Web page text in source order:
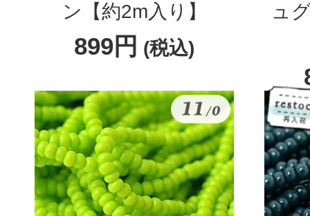
ン【約2m入り】
899円 (税込)
ュ